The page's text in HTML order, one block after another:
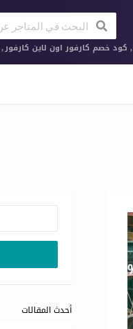
, كود خصم كارفور اون لاين كارفور,
أحدث المقالات